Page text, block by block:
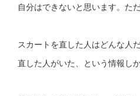
自分はできないと思います。た
スカートを直した人はどんな人
直した人がいた、という情報し